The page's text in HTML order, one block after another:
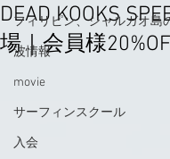
フィリピン、シャルガオ島
波情報
movie
サーフィンスクール
入会
DEAD KOOKS
場｜会員様